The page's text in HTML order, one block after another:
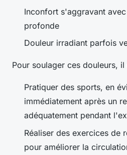
Inconfort s'aggravant
profonde
Douleur irradiant parfois
Pour soulager ces douleurs,
Pratiquer des sports, en
immédiatement après un
adéquatement pendant
Réaliser des exercices de
pour améliorer la